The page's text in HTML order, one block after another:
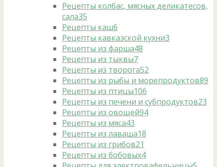
Рецепты колбас, мясных деликатесов,
сала35
Рецепты каш6
Рецепты кавказской кухни3
Рецепты из фарша48
Рецепты из тыквы7
Рецепты из творога52
Рецепты из рыбы и морепродуктов89
Рецепты из птицы106
Рецепты из печени и субпродуктов23
Рецепты из овощей94
Рецепты из мяса43
Рецепты из лаваша18
Рецепты из грибов21
Рецепты из бобовых4